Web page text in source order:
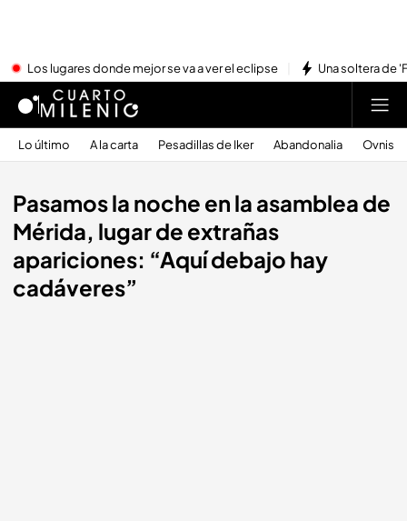
Los lugares donde mejor se va a ver el eclipse Una soltera de
Lo último A la carta Pesadillas de Iker Abandonalia Ovnis
Pasamos la noche en la asamblea de
Mérida, lugar de extrañas
apariciones: “Aquí debajo hay
cadáveres”